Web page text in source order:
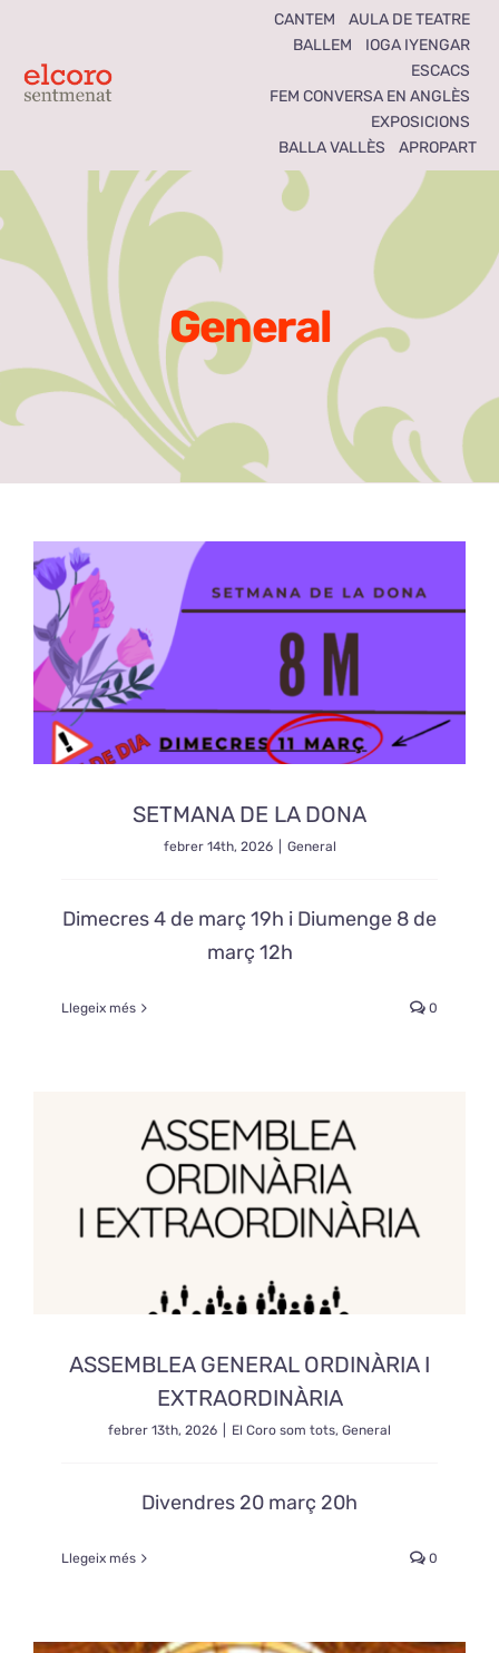
content
Toggle
Seccions
El Coro som tots
Activitats
El Cafè del Coro
Teatre del Coro
Balla Vallès
CANTEM
AULA DE TEATRE
BALLEM
IOGA IYENGAR
ESCACS
FEM CONVERSA EN ANGLÈS
EXPOSICIONS
BALLA VALLÈS
APROPART
General
SETMANA DE LA DONA
febrer 14th, 2026 General
Dimecres 4 de març 19h i Diumenge 8 de
març 12h
Llegeix més 0
ASSEMBLEA GENERAL ORDINÀRIA I
EXTRAORDINÀRIA
febrer 13th, 2026 El Coro som tots, General
Divendres 20 març 20h
Llegeix més 0